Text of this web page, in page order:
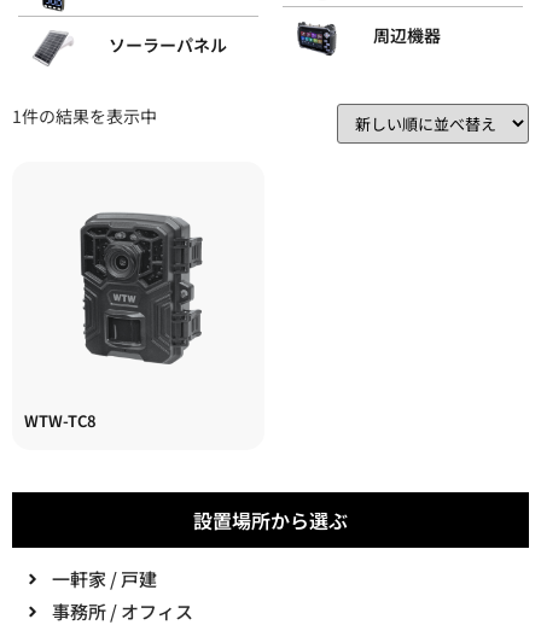
設置場所から選ぶ
一軒家 / 戸建
事務所 / オフィス
ソーラーパネル 周辺機器
1件の結果を表示中
WTW-TC8